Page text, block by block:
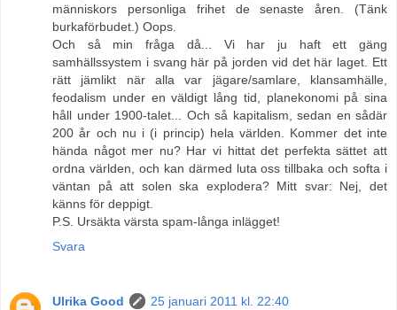
människors personliga frihet de senaste åren. (Tänk
burkaförbudet.) Oops.
Och så min fråga då... Vi har ju haft ett gäng
samhällssystem i svang här på jorden vid det här laget. Ett
rätt jämlikt när alla var jägare/samlare, klansamhälle,
feodalism under en väldigt lång tid, planekonomi på sina
håll under 1900-talet... Och så kapitalism, sedan en sådär
200 år och nu i (i princip) hela världen. Kommer det inte
hända något mer nu? Har vi hittat det perfekta sättet att
ordna världen, och kan därmed luta oss tillbaka och softa i
väntan på att solen ska explodera? Mitt svar: Nej, det
känns för deppigt.
P.S. Ursäkta värsta spam-långa inlägget!
Svara
Ulrika Good
25 januari 2011 kl. 22:40